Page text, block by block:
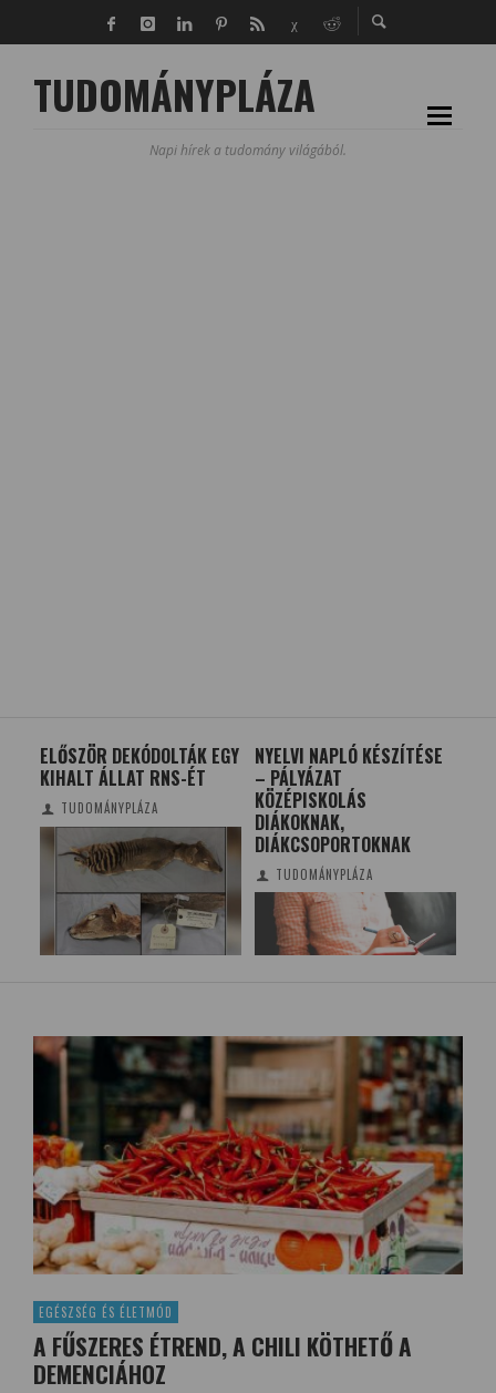
TUDOMÁNYPLÁZA
Napi hírek a tudomány világából.
ELŐSZÖR DEKÓDOLTÁK EGY
KIHALT ÁLLAT RNS-ÉT
TUDOMÁNYPLÁZA
NYELVI NAPLÓ KÉSZÍTÉSE
– PÁLYÁZAT
KÖZÉPISKOLÁS
DIÁKOKNAK,
DIÁKCSOPORTOKNAK
TUDOMÁNYPLÁZA
EGÉSZSÉG ÉS ÉLETMÓD
A FŰSZERES ÉTREND, A CHILI KÖTHETŐ A
DEMENCIÁHOZ